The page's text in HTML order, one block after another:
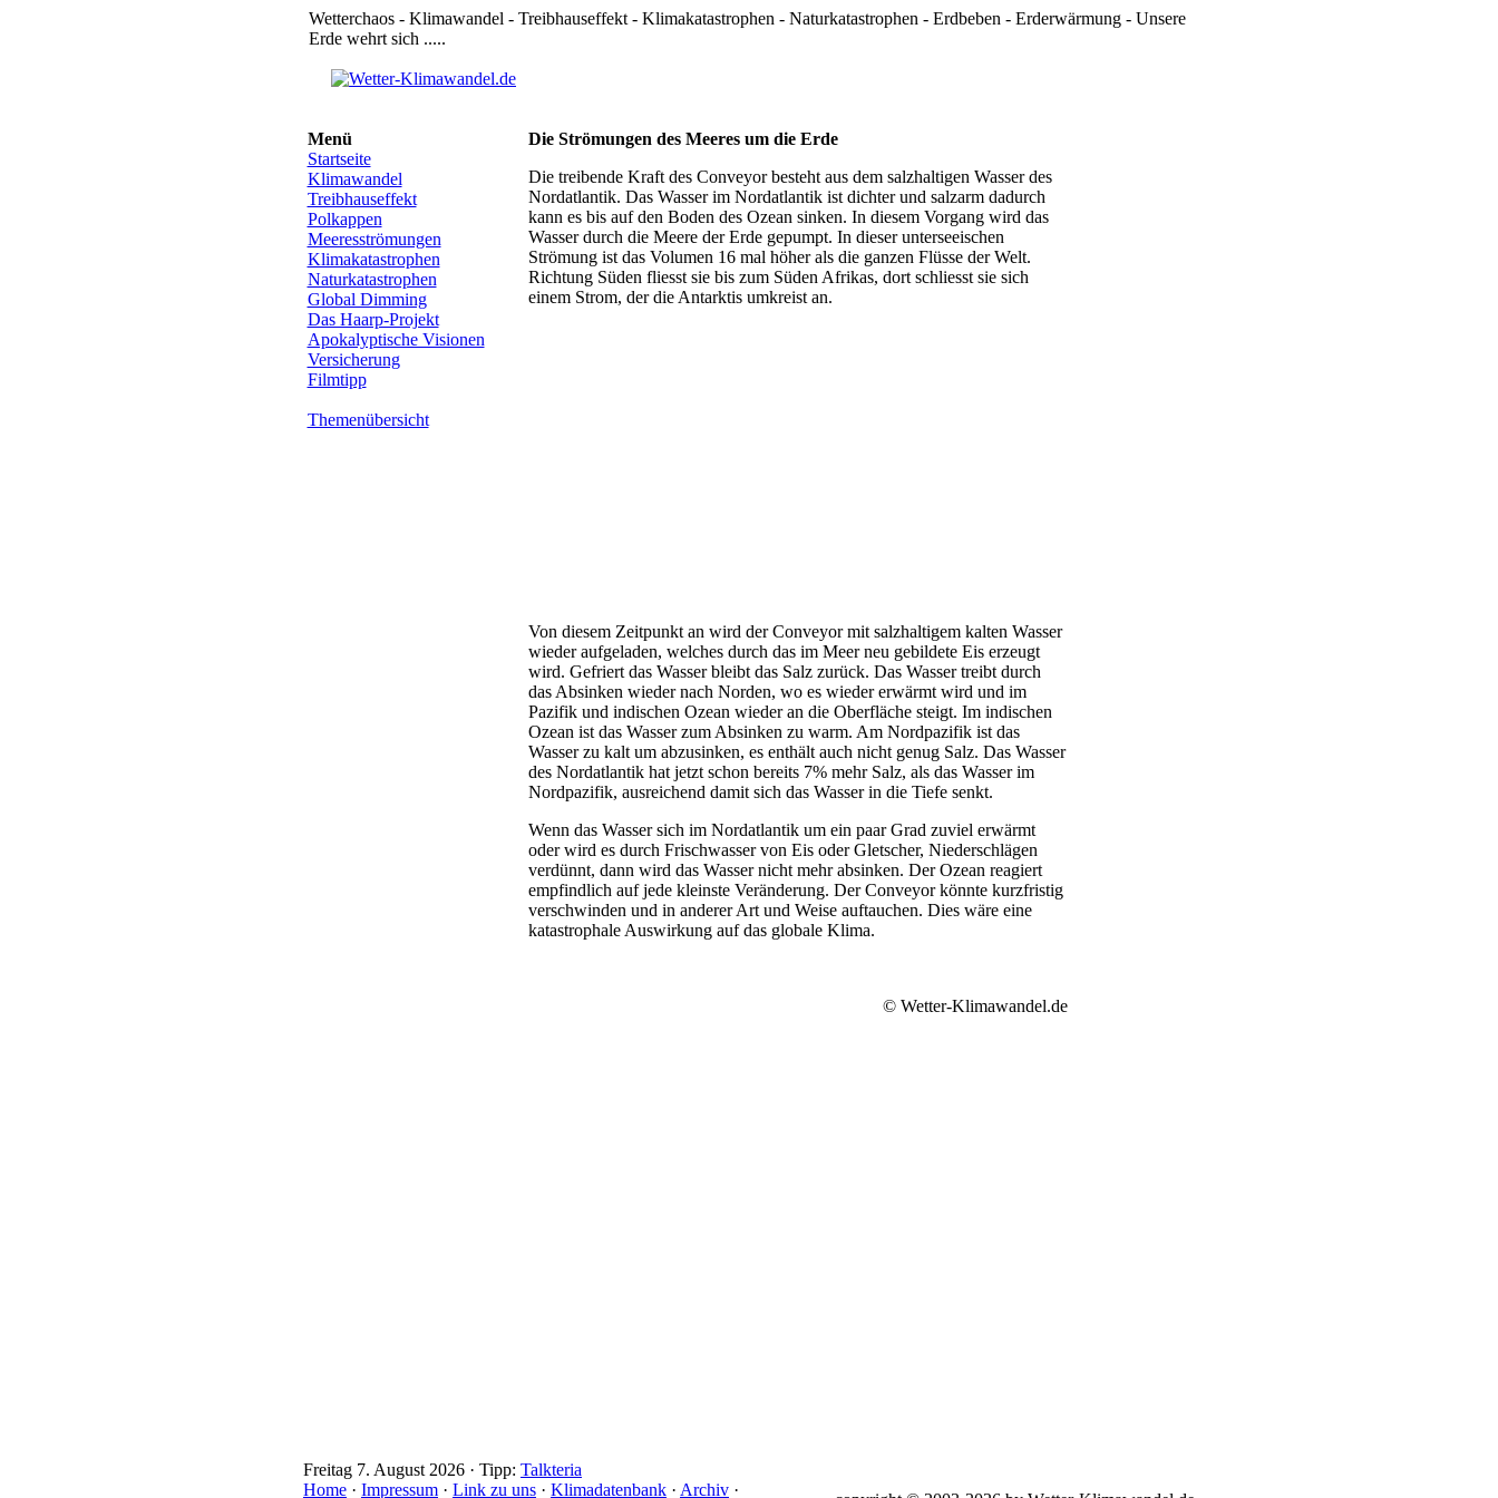
Wetterchaos - Klimawandel - Treibhauseffekt - Klimakatastrophen - Naturkatastrophen - Erdbeben - Erderwärmung - Unsere
Erde wehrt sich .....
Menü
Startseite
Klimawandel
Treibhauseffekt
Polkappen
Meeresströmungen
Klimakatastrophen
Naturkatastrophen
Global Dimming
Das Haarp-Projekt
Apokalyptische Visionen
Versicherung
Filmtipp
Themenübersicht
Die Strömungen des Meeres um die Erde
Die treibende Kraft des Conveyor besteht aus dem salzhaltigen Wasser des
Nordatlantik. Das Wasser im Nordatlantik ist dichter und salzarm dadurch
kann es bis auf den Boden des Ozean sinken. In diesem Vorgang wird das
Wasser durch die Meere der Erde gepumpt. In dieser unterseeischen
Strömung ist das Volumen 16 mal höher als die ganzen Flüsse der Welt.
Richtung Süden fliesst sie bis zum Süden Afrikas, dort schliesst sie sich
einem Strom, der die Antarktis umkreist an.
Von diesem Zeitpunkt an wird der Conveyor mit salzhaltigem kalten Wasser
wieder aufgeladen, welches durch das im Meer neu gebildete Eis erzeugt
wird. Gefriert das Wasser bleibt das Salz zurück. Das Wasser treibt durch
das Absinken wieder nach Norden, wo es wieder erwärmt wird und im
Pazifik und indischen Ozean wieder an die Oberfläche steigt. Im indischen
Ozean ist das Wasser zum Absinken zu warm. Am Nordpazifik ist das
Wasser zu kalt um abzusinken, es enthält auch nicht genug Salz. Das Wasser
des Nordatlantik hat jetzt schon bereits 7% mehr Salz, als das Wasser im
Nordpazifik, ausreichend damit sich das Wasser in die Tiefe senkt.
Wenn das Wasser sich im Nordatlantik um ein paar Grad zuviel erwärmt
oder wird es durch Frischwasser von Eis oder Gletscher, Niederschlägen
verdünnt, dann wird das Wasser nicht mehr absinken. Der Ozean reagiert
empfindlich auf jede kleinste Veränderung. Der Conveyor könnte kurzfristig
verschwinden und in anderer Art und Weise auftauchen. Dies wäre eine
katastrophale Auswirkung auf das globale Klima.
© Wetter-Klimawandel.de
Freitag 7. August 2026 · Tipp: Talkteria
Home · Impressum · Link zu uns · Klimadatenbank · Archiv ·